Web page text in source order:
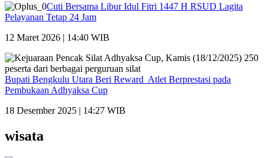
Cuti Bersama Libur Idul Fitri 1447 H RSUD Lagita
Pelayanan Tetap 24 Jam
12 Maret 2026 | 14:40 WIB
Bupati Bengkulu Utara Beri Reward Atlet Berprestasi pada
Pembukaan Adhyaksa Cup
18 Desember 2025 | 14:27 WIB
wisata